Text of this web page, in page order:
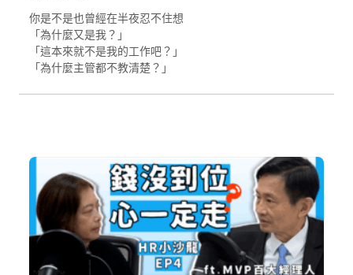
你是不是也曾經在半夜忍不住想
「為什麼又是我？」
「這本來就不是我的工作吧？」
「為什麼主管都不教清楚？」